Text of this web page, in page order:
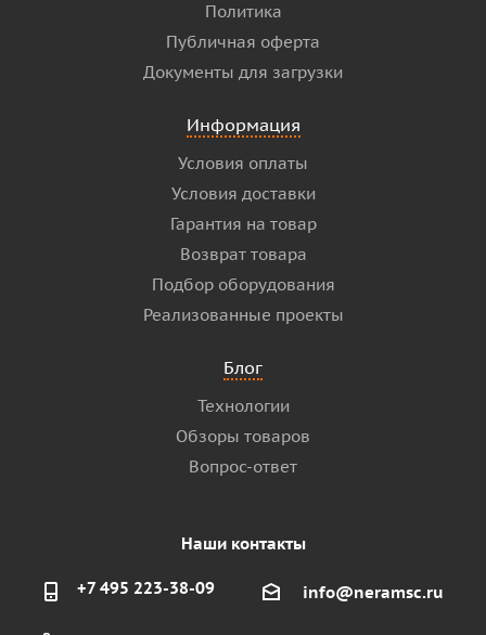
Политика
Публичная оферта
Документы для загрузки
Информация
Условия оплаты
Условия доставки
Гарантия на товар
Возврат товара
Подбор оборудования
Реализованные проекты
Блог
Технологии
Обзоры товаров
Вопрос-ответ
Наши контакты
+7 495 223-38-09 info@neramsc.ru